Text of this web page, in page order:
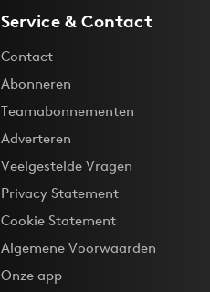
Service & Contact
Contact
Abonneren
Teamabonnementen
Adverteren
Veelgestelde Vragen
Privacy Statement
Cookie Statement
Algemene Voorwaarden
Onze app